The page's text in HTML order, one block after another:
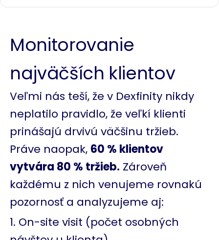
Monitorovanie
najväčších klientov
Veľmi nás teší, že v Dexfinity nikdy
neplatilo pravidlo, že veľkí klienti
prinášajú drvivú väčšinu tržieb.
Práve naopak, 60 % klientov
vytvára 80 % tržieb. Zároveň
každému z nich venujeme rovnakú
pozornosť a analyzujeme aj:
On-site visit (počet osobných